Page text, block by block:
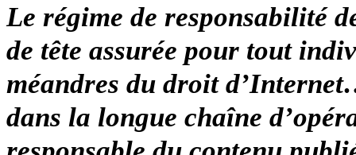
Le régime de responsabilité
de tête assurée pour tout
méandres du droit
dans la longue chaîne